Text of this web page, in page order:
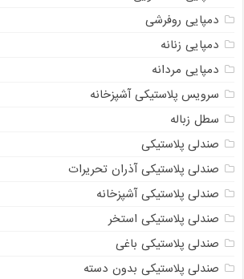
دمپایی روفرشی
دمپایی زنانه
دمپایی مردانه
سرویس پلاستیکی آشپزخانه
سطل زباله
صندلی پلاستیکی
صندلی پلاستیکی آذران تحریرات
صندلی پلاستیکی آشپزخانه
صندلی پلاستیکی استخر
صندلی پلاستیکی باغی
صندلی پلاستیکی بدون دسته